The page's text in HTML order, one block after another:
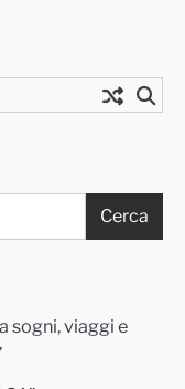
Cerca
sogni, viaggi e